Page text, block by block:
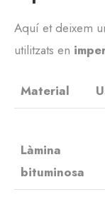
Aquí et deixem
utilitzats en
Material
Làmina
bituminosa